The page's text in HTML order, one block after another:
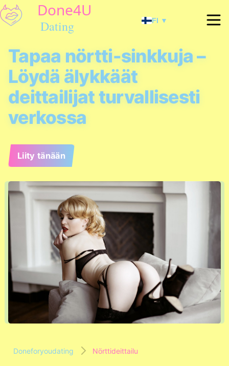
FI ▼
Tapaa nörtti-sinkkuja –
Löydä älykkäät
deittailijat turvallisesti
verkossa
Liity tänään
Doneforyoudating Nörttideittailu